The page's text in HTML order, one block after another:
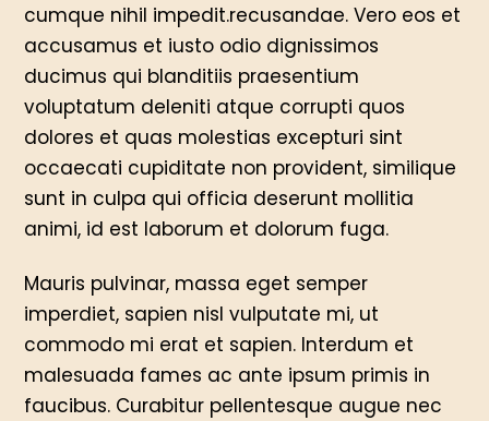
cumque nihil impedit.recusandae. Vero eos et
accusamus et iusto odio dignissimos
ducimus qui blanditiis praesentium
voluptatum deleniti atque corrupti quos
dolores et quas molestias excepturi sint
occaecati cupiditate non provident, similique
sunt in culpa qui officia deserunt mollitia
animi, id est laborum et dolorum fuga.
Mauris pulvinar, massa eget semper
imperdiet, sapien nisl vulputate mi, ut
commodo mi erat et sapien. Interdum et
malesuada fames ac ante ipsum primis in
faucibus. Curabitur pellentesque augue nec